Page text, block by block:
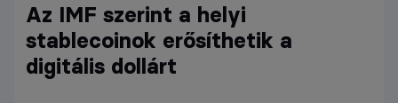
Az IMF szerint a helyi
stablecoinok erősíthetik a
digitális dollárt